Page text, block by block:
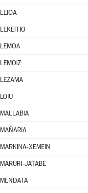
LEIOA
LEKEITIO
LEMOA
LEMOIZ
LEZAMA
LOIU
MALLABIA
MAÑARIA
MARKINA-XEMEIN
MARURI-JATABE
MENDATA